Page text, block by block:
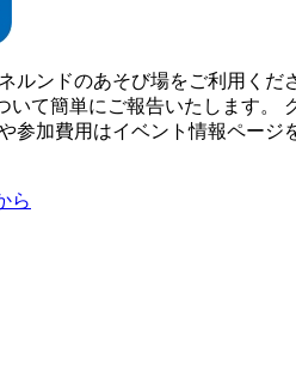
ルンドのあそび場をご利用く
いて簡単にご報告いたします。
参加費用はイベント情報ページ
ら